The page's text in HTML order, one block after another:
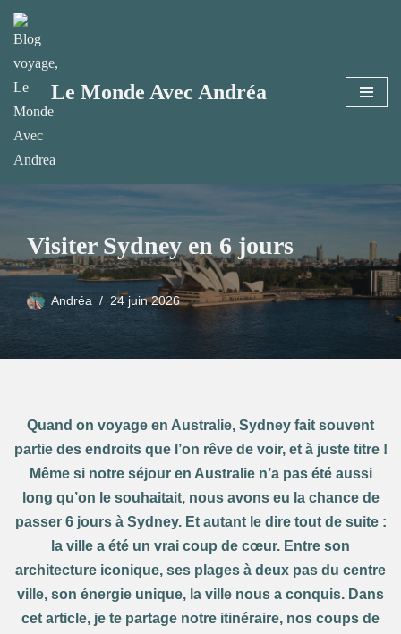
Aller
au
contenuLe Monde Avec Andréa
Visiter Sydney en 6 jours
Andréa 24 juin 2026
Quand on voyage en Australie, Sydney fait souvent
partie des endroits que l’on rêve de voir, et à juste titre !
Même si notre séjour en Australie n’a pas été aussi
long qu’on le souhaitait, nous avons eu la chance de
passer 6 jours à Sydney. Et autant le dire tout de suite :
la ville a été un vrai coup de cœur. Entre son
architecture iconique, ses plages à deux pas du centre
ville, son énergie unique, la ville nous a conquis. Dans
cet article, je te partage notre itinéraire, nos coups de